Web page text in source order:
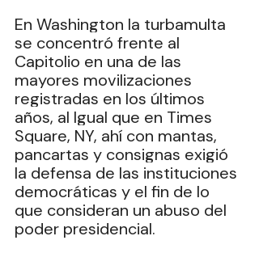
En Washington la turbamulta
se concentró frente al
Capitolio en una de las
mayores movilizaciones
registradas en los últimos
años, al Igual que en Times
Square, NY, ahí con mantas,
pancartas y consignas exigió
la defensa de las instituciones
democráticas y el fin de lo
que consideran un abuso del
poder presidencial.